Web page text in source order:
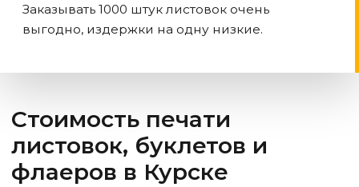
Заказывать 1000 штук листовок очень
выгодно, издержки на одну низкие.
Стоимость печати
листовок, буклетов и
флаеров в Курске